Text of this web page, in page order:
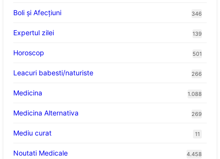
Boli și Afecțiuni 346
Expertul zilei 139
Horoscop 501
Leacuri babesti/naturiste 266
Medicina 1.088
Medicina Alternativa 269
Mediu curat 11
Noutati Medicale 4.458